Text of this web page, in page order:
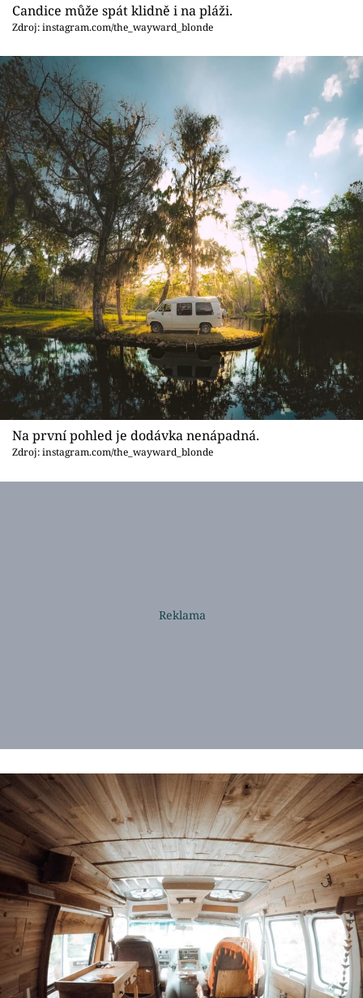
Candice může spát klidně i na pláži.
Zdroj: instagram.com/the_wayward_blonde
Na první pohled je dodávka nenápadná.
Zdroj: instagram.com/the_wayward_blonde